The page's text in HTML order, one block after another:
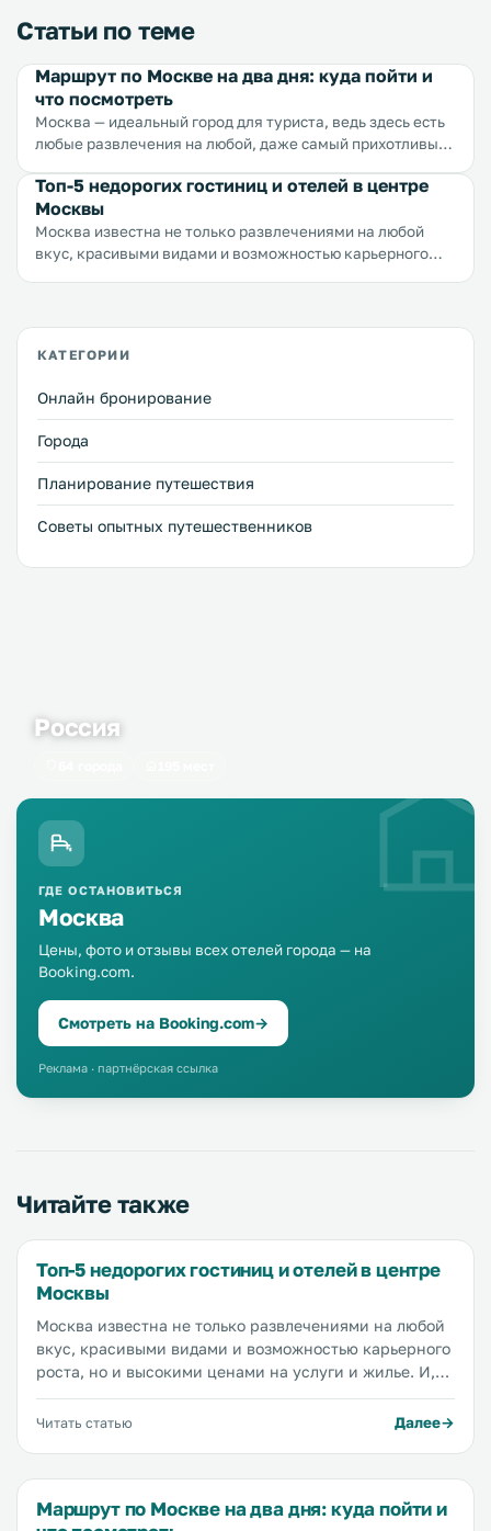
Статьи по теме
Маршрут по Москве на два дня: куда пойти и
что посмотреть
Москва — идеальный город для туриста, ведь здесь есть
любые развлечения на любой, даже самый прихотливый
осмотреть и за неделю, но мы постарались рассказать
вам о местах, которые нужно увидеть обязательно.
Достопримечательности расположены в таком порядке,
в котором мы бы их осматривали, но вы можете выбрать
Топ-5 недорогих гостиниц и отелей в центре
Москвы
Москва известна не только развлечениями на любой
вкус, красивыми видами и возможностью карьерного
пять лучших бюджетных вариантов отелей,
КАТЕГОРИИ
Онлайн бронирование
Города
Планирование путешествия
Советы опытных путешественников
Россия
ГДЕ ОСТАНОВИТЬСЯ
Москва
Цены, фото и отзывы всех отелей города — на
Booking.com.
Смотреть на Booking.com→
Реклама · партнёрская ссылка
Читайте также
Топ-5 недорогих гостиниц и отелей в центре
Москвы
Москва известна не только развлечениями на любой
вкус, красивыми видами и возможностью карьерного
роста, но и высокими ценами на услуги и жилье. И,
конечно, тем ближе к центру города расположен
отель, тем дороже будет стоить номер. Мы перебрали
Читать статью Далее
Маршрут по Москве на два дня: куда пойти и